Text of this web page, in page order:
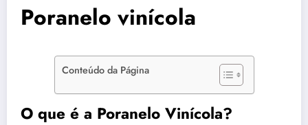
Poranelo vinícola
Conteúdo da Página
O que é a Poranelo Vinícola?